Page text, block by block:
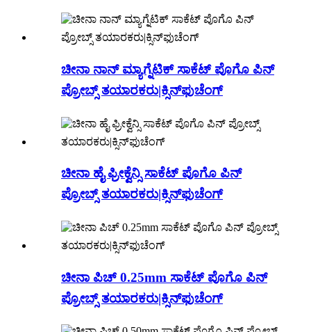
ಚೀನಾ ನಾನ್ ಮ್ಯಾಗ್ನೆಟಿಕ್ ಸಾಕೆಟ್ ಪೊಗೊ ಪಿನ್
ಪ್ರೋಬ್ಸ್ ತಯಾರಕರು|ಕ್ಸಿನ್‌ಫುಚೆಂಗ್
ಚೀನಾ ಹೈ ಫ್ರೀಕ್ವೆನ್ಸಿ ಸಾಕೆಟ್ ಪೊಗೊ ಪಿನ್
ಪ್ರೋಬ್ಸ್ ತಯಾರಕರು|ಕ್ಸಿನ್‌ಫುಚೆಂಗ್
ಚೀನಾ ಪಿಚ್ 0.25mm ಸಾಕೆಟ್ ಪೊಗೊ ಪಿನ್
ಪ್ರೋಬ್ಸ್ ತಯಾರಕರು|ಕ್ಸಿನ್‌ಫುಚೆಂಗ್